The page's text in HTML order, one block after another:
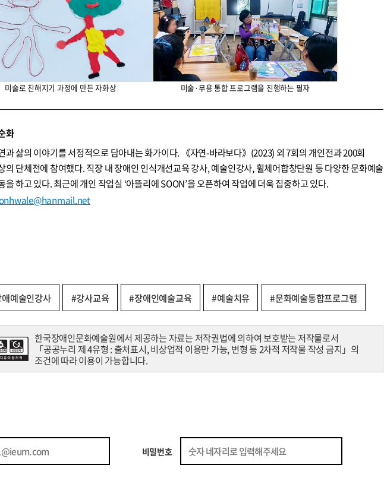
미술로 친해지기 과정에 만든 자화상 미술·무용 통합 프로그램을 진행하는 필자
화
과 삶의 이야기를 서정적으로 담아내는 화가이다. 《자연-바라보다》(2023) 외 7회의 개인전과 200회
의 단체전에 참여했다. 직장 내 장애인 인식개선교육 강사, 예술인강사, 휠체어합창단원 등 다양한 문화예술
을 하고 있다. 최근에 개인 작업실 ‘아뜰리에 SOON’을 오픈하여 작업에 더욱 집중하고 있다.
예술인강사 #강사교육 #장애인예술교육 #예술치유 #문화예술통합프로그램
한국장애인문화예술원에서 제공하는 자료는 저작권법에 의하여 보호받는 저작물로서
「공공누리 제 4유형 : 출처표시, 비상업적 이용만 가능, 변형 등 2차적 저작물 작성 금지」의
조건에 따라 이용이 가능합니다.
비밀번호